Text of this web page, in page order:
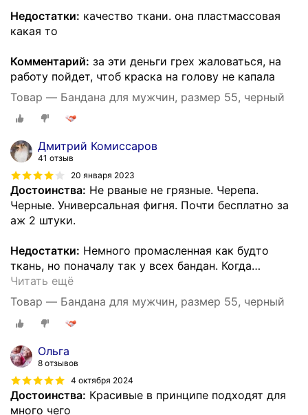
Недостатки: качество ткани. она пластмассовая
какая то
Комментарий: за эти деньги грех жаловаться, на
работу пойдет, чтоб краска на голову не капала
Товар — Бандана для мужчин, размер 55, черный
Дмитрий Комиссаров
41 отзыв
20 января 2023
Достоинства: Не рваные не грязные. Черепа.
Черные. Универсальная фигня. Почти бесплатно за
аж 2 штуки.
Недостатки: Немного промасленная как будто
ткань, но поначалу так у всех бандан. Когда…
Читать ещё
Товар — Бандана для мужчин, размер 55, черный
Ольга
8 отзывов
4 октября 2024
Достоинства: Красивые в принципе подходят для
много чего